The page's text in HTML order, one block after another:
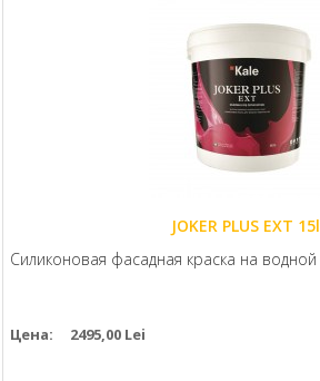
JOKER PLUS EXT
Силиконовая фасадная краска на
Цена: 2495,00 Lei